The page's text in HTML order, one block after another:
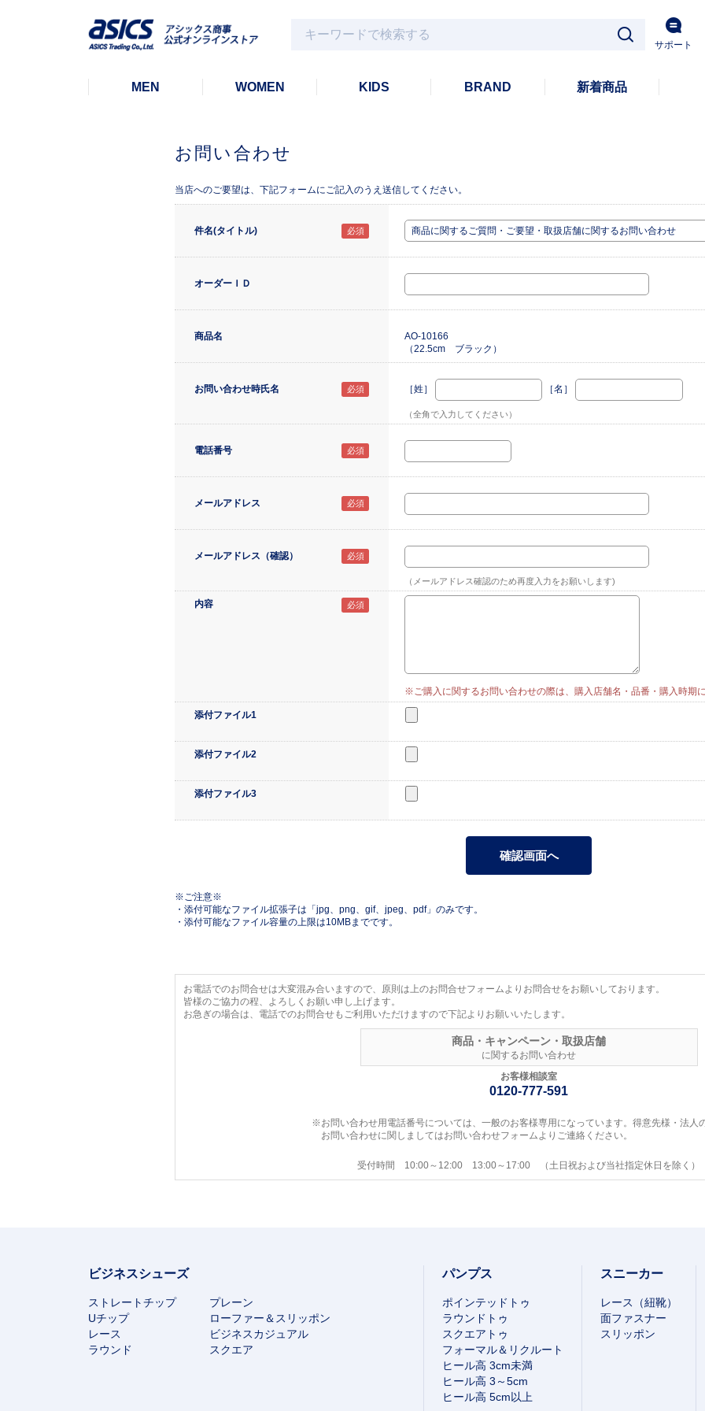
サポート
MEN WOMEN KIDS BRAND 新着商品
お問い合わせ
当店へのご要望は、下記フォームにご記入のうえ送信してください。
件名(タイトル)
オーダーＩＤ
商品名
AO-10166
（22.5cm ブラック）
お問い合わせ時氏名 ［姓］ ［名］
（全角で入力してください）
電話番号
メールアドレス
メールアドレス（確認）
（メールアドレス確認のため再度入力をお願いします)
内容
※ご購入に関するお問い合わせの際は、購入店舗名・品番・購入時期
添付ファイル1
添付ファイル2
添付ファイル3
※ご注意※
・添付可能なファイル拡張子は「jpg、png、gif、jpeg、pdf」のみです。
・添付可能なファイル容量の上限は10MBまでです。
お電話でのお問合せは大変混み合いますので、原則は上のお問合せフォームよりお問合せをお願いしております。
皆様のご協力の程、よろしくお願い申し上げます。
お急ぎの場合は、電話でのお問合せもご利用いただけますので下記よりお願いいたします。
商品・キャンペーン・取扱店舗
に関するお問い合わせ
お客様相談室
0120-777-591
※お問い合わせ用電話番号については、一般のお客様専用になっています。得意先様・法人
お問い合わせに関しましてはお問い合わせフォームよりご連絡ください。
受付時間 10:00～12:00 13:00～17:00 （土日祝および当社指定休日を除く）
ビジネスシューズ
ストレートチップ
プレーン
Uチップ
ローファー＆スリッポン
レース
ビジネスカジュアル
ラウンド
スクエア
パンプス
ポインテッドトゥ
ラウンドトゥ
スクエアトゥ
フォーマル＆リクルート
ヒール高 3cm未満
ヒール高 3～5cm
ヒール高 5cm以上
スニーカー
レース（紐靴）
面ファスナー
スリッポン